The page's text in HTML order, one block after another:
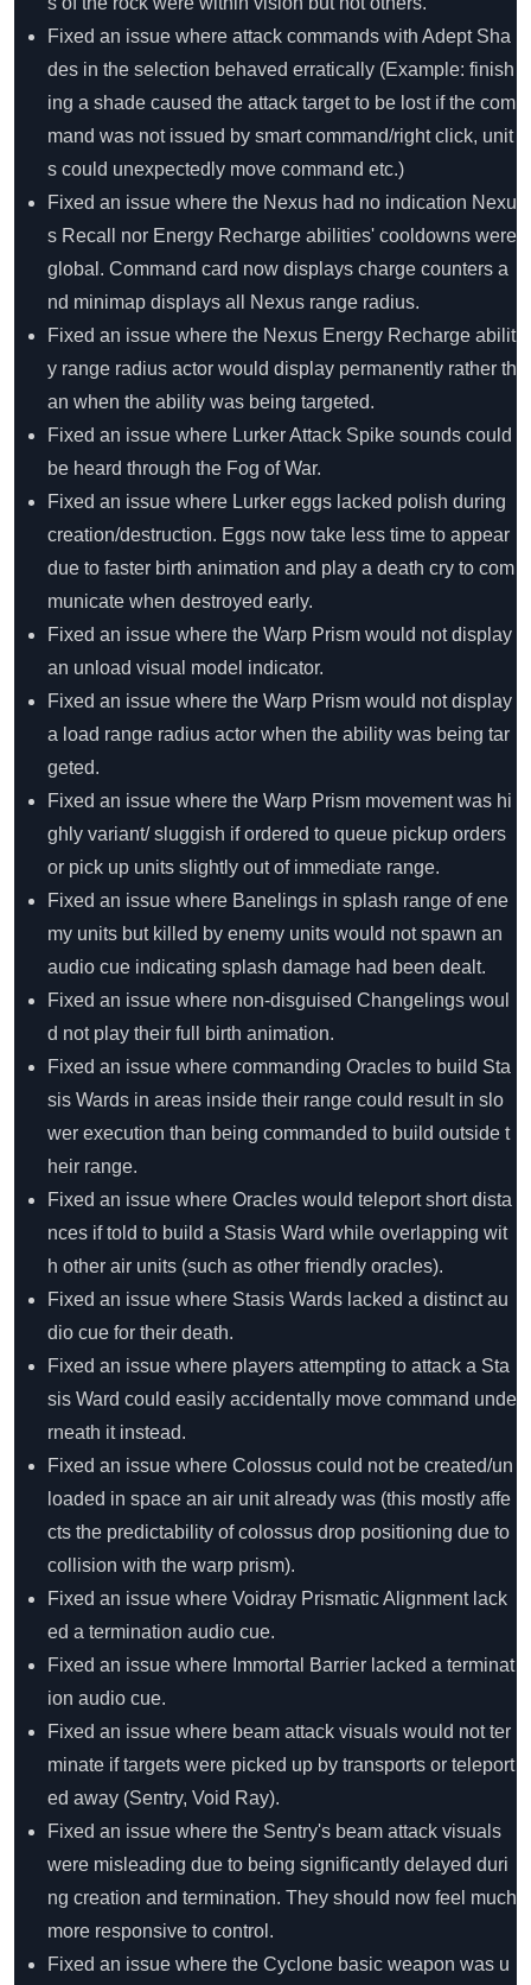
Fixed an issue where attack commands with Adept Sha
des in the selection behaved erratically (Example: finish
ing a shade caused the attack target to be lost if the com
mand was not issued by smart command/right click, unit
s could unexpectedly move command etc.)
Fixed an issue where the Nexus had no indication Nexu
s Recall nor Energy Recharge abilities' cooldowns were
global. Command card now displays charge counters a
nd minimap displays all Nexus range radius.
Fixed an issue where the Nexus Energy Recharge abilit
y range radius actor would display permanently rather th
an when the ability was being targeted.
Fixed an issue where Lurker Attack Spike sounds could
be heard through the Fog of War.
Fixed an issue where Lurker eggs lacked polish during
creation/destruction. Eggs now take less time to appear
due to faster birth animation and play a death cry to com
municate when destroyed early.
Fixed an issue where the Warp Prism would not display
an unload visual model indicator.
Fixed an issue where the Warp Prism would not display
a load range radius actor when the ability was being tar
geted.
Fixed an issue where the Warp Prism movement was hi
ghly variant/ sluggish if ordered to queue pickup orders
or pick up units slightly out of immediate range.
Fixed an issue where Banelings in splash range of ene
my units but killed by enemy units would not spawn an
audio cue indicating splash damage had been dealt.
Fixed an issue where non-disguised Changelings woul
d not play their full birth animation.
Fixed an issue where commanding Oracles to build Sta
sis Wards in areas inside their range could result in slo
wer execution than being commanded to build outside t
heir range.
Fixed an issue where Oracles would teleport short dista
nces if told to build a Stasis Ward while overlapping wit
h other air units (such as other friendly oracles).
Fixed an issue where Stasis Wards lacked a distinct au
dio cue for their death.
Fixed an issue where players attempting to attack a Sta
sis Ward could easily accidentally move command unde
rneath it instead.
Fixed an issue where Colossus could not be created/un
loaded in space an air unit already was (this mostly affe
cts the predictability of colossus drop positioning due to
collision with the warp prism).
Fixed an issue where Voidray Prismatic Alignment lack
ed a termination audio cue.
Fixed an issue where Immortal Barrier lacked a terminat
ion audio cue.
Fixed an issue where beam attack visuals would not ter
minate if targets were picked up by transports or teleport
ed away (Sentry, Void Ray).
Fixed an issue where the Sentry's beam attack visuals
were misleading due to being significantly delayed duri
ng creation and termination. They should now feel much
more responsive to control.
Fixed an issue where the Cyclone basic weapon was u